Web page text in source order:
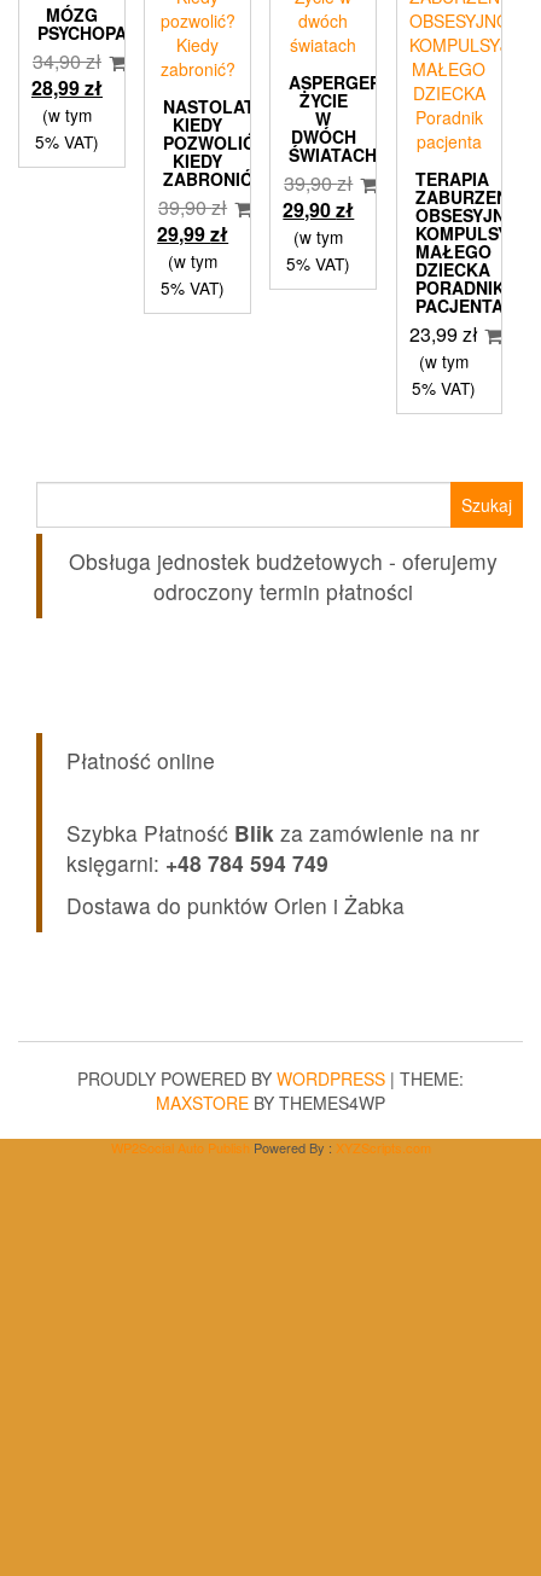
MÓZG
PSYCHOPATY
34,90zł
Pierwotna
cena
wynosiła:
34,90 zł.
28,99złAktualna
wynosi:
28,99 zł.
(w tym
5% VAT)
NASTOLATKI
KIEDY
POZWOLIĆ?
KIEDY
ZABRONIĆ?
39,90zł
Pierwotna
cena
wynosiła:
39,90 zł.
29,99złAktualna
wynosi:
29,99 zł.
(w tym
5% VAT)
ASPERGER
ŻYCIE
W
DWÓCH
ŚWIATACH
39,90zł
Pierwotna
cena
wynosiła:
39,90 zł.
29,90złAktualna
wynosi:
29,90 zł.
(w tym
5% VAT)
TERAPIA
ZABURZENIA
OBSESYJNO-
MAŁEGO
DZIECKA
PORADNIK
PACJENTA
23,99zł
(w tym
5% VAT)
Obsługa jednostek budżetowych - oferujemy
odroczony termin płatności
Płatność online
Szybka Płatność Blik za zamówienie na nr
księgarni: +48 784 594 749
Dostawa do punktów Orlen i Żabka
PROUDLY POWERED BY WORDPRESS | THEME:
MAXSTORE BY THEMES4WP
WP2Social Auto Publish Powered By : XYZScripts.com